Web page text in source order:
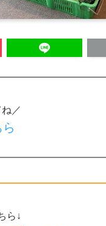
／
ら↓